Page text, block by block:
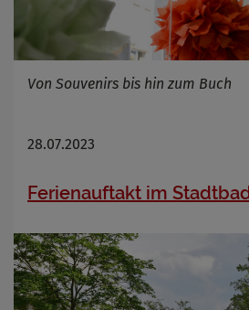
Von Souvenirs bis hin zum Buch
28.07.2023
Ferienauftakt im